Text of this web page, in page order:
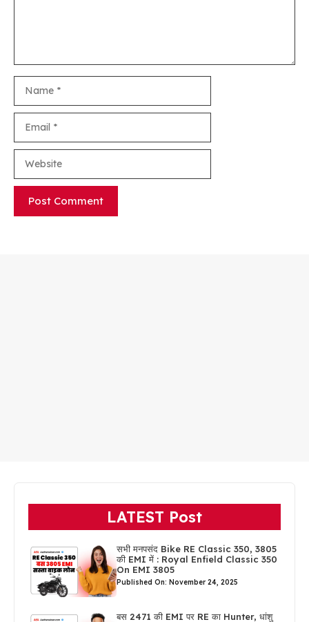
LATEST Post
सभी मनपसंद Bike RE Classic 350, 3805
की EMI में : Royal Enfield Classic 350
On EMI 3805
Published On: November 24, 2025
बस 2471 की EMI पर RE का Hunter, धांशु